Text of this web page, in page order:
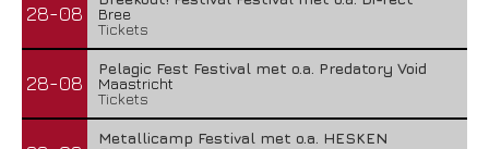
28-08
Bree
Tickets
28-08
Pelagic Fest Festival met o.a. Predatory Void
Maastricht
Tickets
Metallicamp Festival met o.a. HESKEN